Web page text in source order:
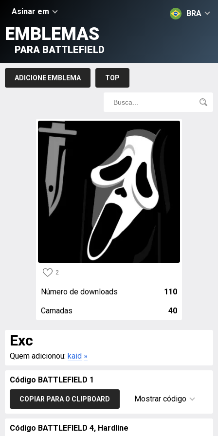
Asinar em BRA
EMBLEMAS
PARA BATTLEFIELD
ADICIONE EMBLEMA TOP
2
Número de downloads 110
Camadas 40
Exc
Quem adicionou: kaid »
Código BATTLEFIELD 1
COPIAR PARA O CLIPBOARD Mostrar código
Código BATTLEFIELD 4, Hardline